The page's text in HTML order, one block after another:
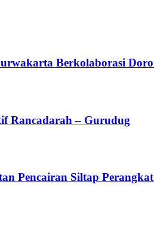
Berkolaborasi
Rancadarah – Gurudug
Pencairan Siltap Perangkat